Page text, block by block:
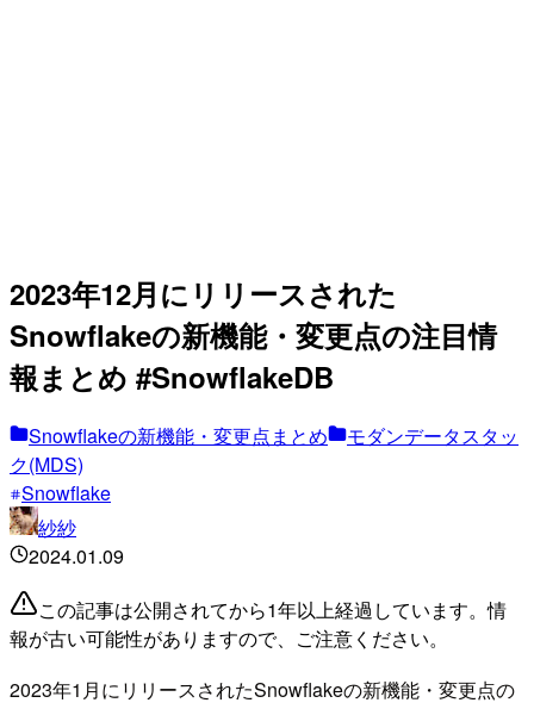
2023年12月にリリースされた
Snowflakeの新機能・変更点の注目情
報まとめ #SnowflakeDB
Snowflakeの新機能・変更点まとめ
モダンデータスタッ
ク(MDS)
Snowflake
紗紗
2024.01.09
この記事は公開されてから1年以上経過しています。情
報が古い可能性がありますので、ご注意ください。
2023年1月にリリースされたSnowflakeの新機能・変更点の